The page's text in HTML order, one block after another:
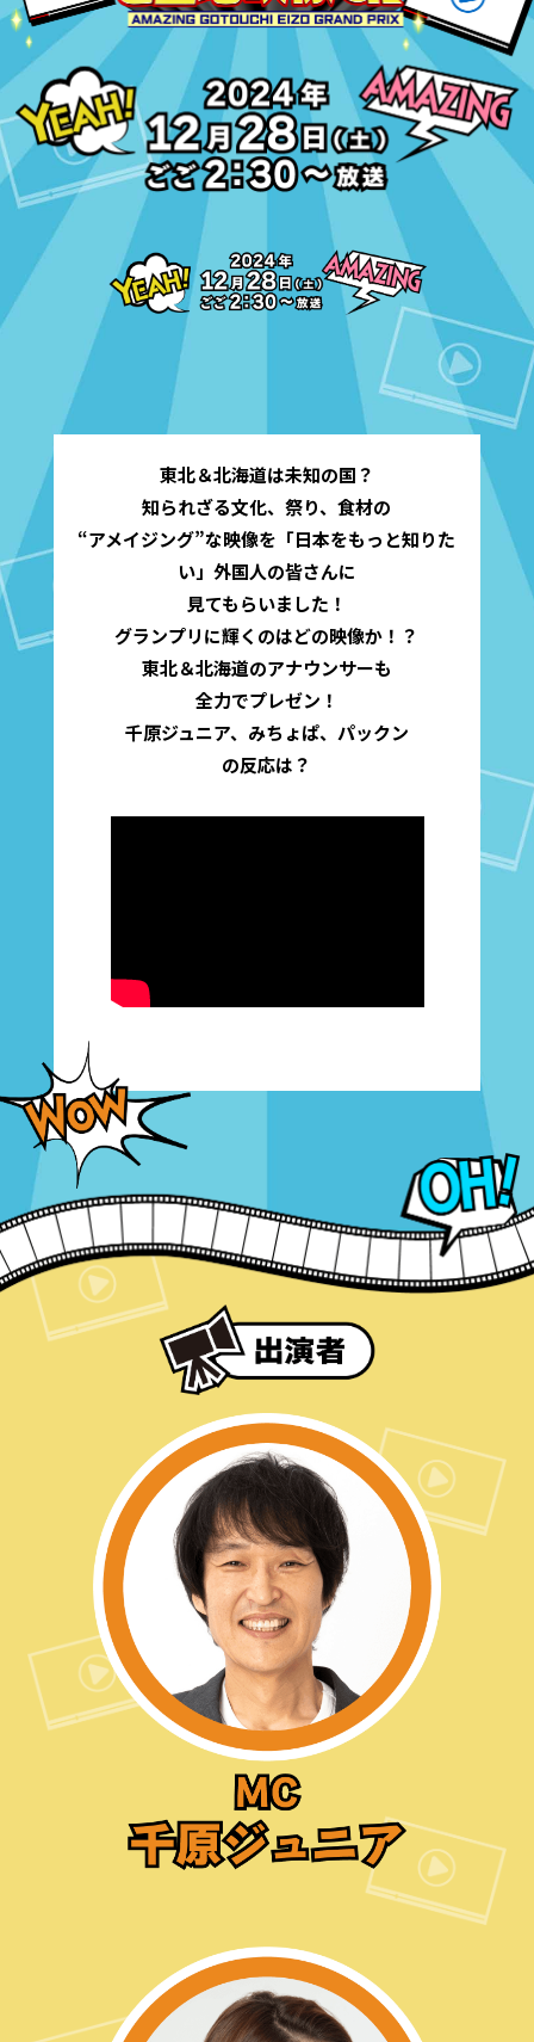
東北＆北海道は未知の国？
知られざる文化、祭り、食材の
“アメイジング”な映像を「日本をもっと知りた
い」外国人の皆さんに
見てもらいました！
グランプリに輝くのはどの映像か！？
東北＆北海道のアナウンサーも
全力でプレゼン！
千原ジュニア、みちょぱ、パックン
の反応は？